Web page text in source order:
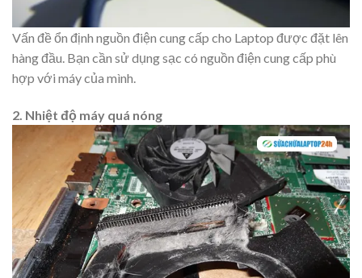
Vấn đề ổn định nguồn điện cung cấp cho Laptop được đặt lên
hàng đầu. Bạn cần sử dụng sạc có nguồn điện cung cấp phù
hợp với máy của mình.
2. Nhiệt độ máy quá nóng